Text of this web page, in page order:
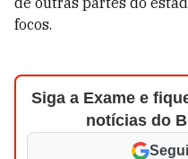
focos.
Siga a Exame e
notícias do